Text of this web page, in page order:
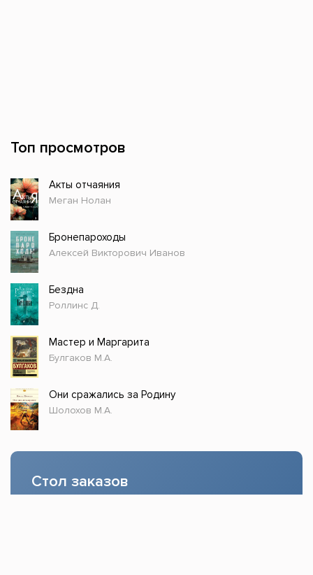
Топ просмотров
Акты отчаяния
Меган Нолан
Бронепароходы
Алексей Викторович Иванов
Бездна
Роллинс Д.
Мастер и Маргарита
Булгаков М.А.
Они сражались за Родину
Шолохов М.А.
Стол заказов